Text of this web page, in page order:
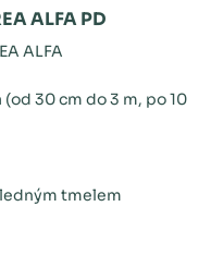
ALFA PD
ALFA
30 cm do 3 m, po 10
tmelem